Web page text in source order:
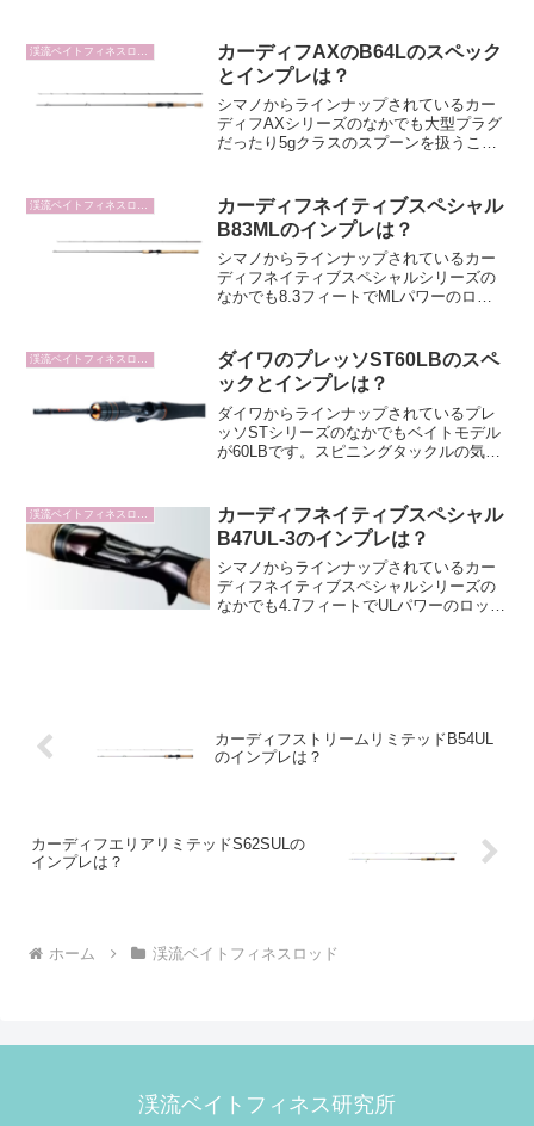
のトラウト用のベイトロッドを探してい
る人はB83MLを...
カーディフAXのB64Lのスペック
とインプレは？
シマノからラインナップされているカー
ディフAXシリーズのなかでも大型プラグ
だったり5gクラスのスプーンを扱うこと
人はB64Lをチェックしたいですよね。そ
んなB64L...
カーディフネイティブスペシャル
B83MLのインプレは？
シマノからラインナップされているカー
ディフネイティブスペシャルシリーズの
なかでも8.3フィートでMLパワーのロッ
B83MLをチェックしたいですよね。そん
なB83M...
渓流ベイトフィネスロッド
ダイワのプレッソST60LBのスペ
ックとインプレは？
ダイワからラインナップされているプレ
ッソSTシリーズのなかでもベイトモデル
が60LBです。スピニングタックルの気分
ね。そんな60LBはどんな特徴のロッドな
のでしょうか？...
カーディフネイティブスペシャル
B47UL-3のインプレは？
シマノからラインナップされているカー
ディフネイティブスペシャルシリーズの
なかでも4.7フィートでULパワーのロッド
カーディフストリームリミテッドB54UL
のインプレは？
カーディフエリアリミテッドS62SULの
インプレは？
ホーム 渓流ベイトフィネスロッド
渓流ベイトフィネス研究所